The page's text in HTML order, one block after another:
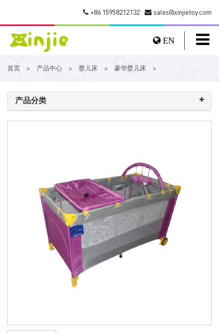
sales@xinjietoy.com
+86 15958212132
EN
首页 > 产品中心 > 婴儿床 > 豪华婴儿床 >
产品分类